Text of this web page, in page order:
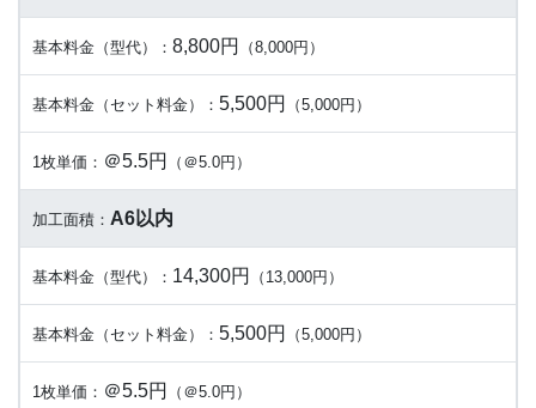
基本料金（型代）： 8,800円 （8,000円）
基本料金（セット料金）： 5,500円 （5,000円）
1枚単価： ＠5.5円 （＠5.0円）
加工面積： A6以内
基本料金（型代）： 14,300円 （13,000円）
基本料金（セット料金）： 5,500円 （5,000円）
1枚単価： ＠5.5円 （＠5.0円）